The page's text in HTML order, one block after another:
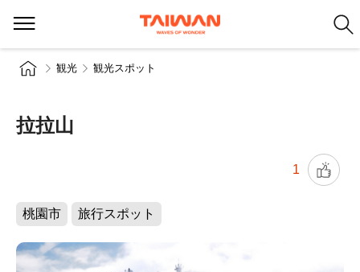
観光 観光スポット
拉拉山
1
桃園市 旅行スポット